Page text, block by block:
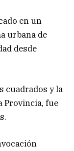
en un
urbana de
desde
cuadrados y la
Provincia, fue